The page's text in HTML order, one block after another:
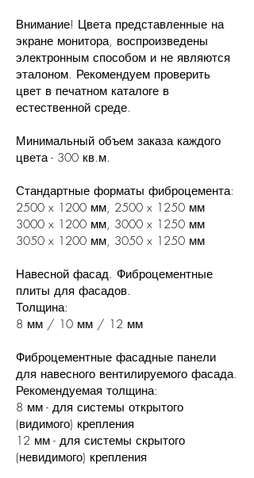
Внимание! Цвета представленные на
экране монитора, воспроизведены
электронным способом и не являются
эталоном. Рекомендуем проверить
цвет в печатном каталоге в
естественной среде.
Минимальный объем заказа каждого
цвета - 300 кв.м.
Стандартные форматы фиброцемента:
2500 x 1200 мм, 2500 x 1250 мм
3000 x 1200 мм, 3000 x 1250 мм
3050 x 1200 мм, 3050 x 1250 мм
Навесной фасад. Фиброцементные
плиты для фасадов.
Толщина:
8 мм / 10 мм / 12 мм
Фиброцементные фасадные панели
для навесного вентилируемого фасада.
Рекомендуемая толщина:
8 мм - для системы открытого
(видимого) крепления
12 мм - для системы скрытого
(невидимого) крепления